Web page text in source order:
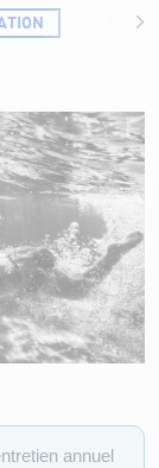
annuel